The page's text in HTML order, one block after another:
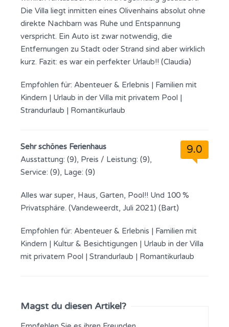
Die Villa liegt inmitten eines Olivenhains absolut ohne
direkte Nachbarn was Ruhe und Entspannung
verspricht. Ein Auto ist zwar notwendig, die
Entfernungen zu Stadt oder Strand sind aber wirklich
kurz. Fazit: es war ein perfekter Urlaub!! (Claudia)
Empfohlen für: Abenteuer & Erlebnis | Familien mit
Kindern | Urlaub in der Villa mit privatem Pool |
Strandurlaub | Romantikurlaub
9.0
Sehr schönes Ferienhaus
Ausstattung: (9), Preis / Leistung: (9),
Service: (9), Lage: (9)
Alles war super, Haus, Garten, Pool!! Und 100 %
Privatsphäre. (Vandeweerdt, Juli 2021) (Bart)
Empfohlen für: Abenteuer & Erlebnis | Familien mit
Kindern | Kultur & Besichtigungen | Urlaub in der Villa
mit privatem Pool | Strandurlaub | Romantikurlaub
Magst du diesen Artikel?